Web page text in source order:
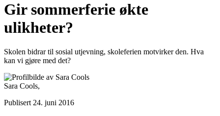
Gir sommerferie økte
ulikheter?
Skolen bidrar til sosial utjevning, skoleferien motvirker den. Hva
kan vi gjøre med det?
Sara Cools,
Publisert 24. juni 2016